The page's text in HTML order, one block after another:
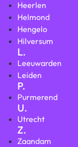
Heerlen
Helmond
Hengelo
Hilversum
L.
Leeuwarden
Leiden
P.
Purmerend
U.
Utrecht
Z.
Zaandam